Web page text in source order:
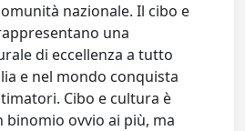
nazionale. Il cibo e
una
di eccellenza a tutto
e nel mondo conquista
Cibo e cultura è
binomio ovvio ai più, ma